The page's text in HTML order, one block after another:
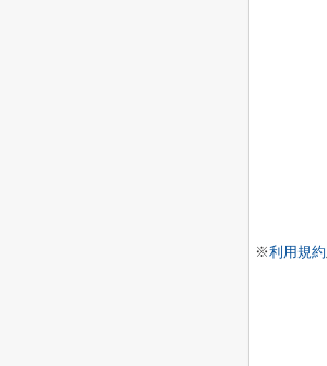
※利用規約